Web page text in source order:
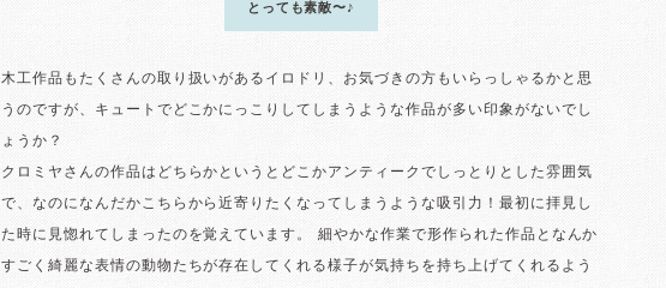
とっても素敵〜♪
木工作品もたくさんの取り扱いがあるイロドリ、お気づきの方もいらっしゃるかと思
うのですが、キュートでどこかにっこりしてしまうような作品が多い印象がないでし
ょうか？
クロミヤさんの作品はどちらかというとどこかアンティークでしっとりとした雰囲気
で、なのになんだかこちらから近寄りたくなってしまうような吸引力！最初に拝見し
た時に見惚れてしまったのを覚えています。 細やかな作業で形作られた作品となんか
すごく綺麗な表情の動物たちが存在してくれる様子が気持ちを持ち上げてくれるよう